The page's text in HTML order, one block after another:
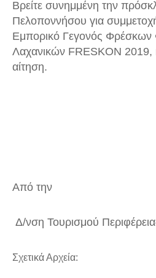
Επικοινωνία
Bρείτε συνημμένη την
Πελοποννήσου για
Εμπορικό Γεγονός Φρέσκων
Λαχανικών FRESKON 2019,
αίτηση.
Από την
Δ/νση Τουρισμού
Σχετικά Αρχεία: